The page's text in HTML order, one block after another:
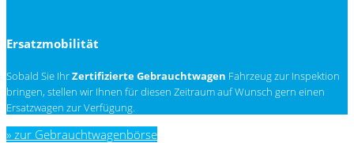
Ersatzmobilität
Sobald Sie IhrZertifizierte Gebrauchtwagen Fahrzeug zur Inspektion
bringen, stellen wir Ihnen für diesen Zeitraum auf Wunsch gern einen
Ersatzwagen zur Verfügung.
» zur Gebrauchtwagenbörse